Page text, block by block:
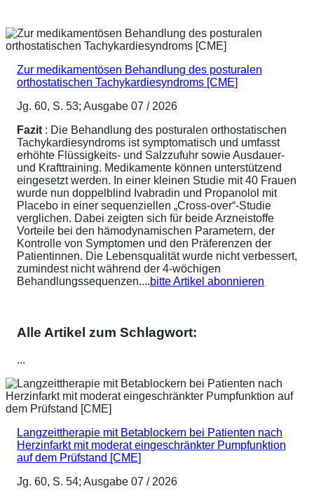
Zur medikamentösen Behandlung des posturalen
orthostatischen Tachykardiesyndroms [CME]
Jg. 60, S. 53; Ausgabe 07 / 2026
Fazit : Die Behandlung des posturalen orthostatischen
Tachykardiesyndroms ist symptomatisch und umfasst
erhöhte Flüssigkeits- und Salzzufuhr sowie Ausdauer-
und Krafttraining. Medikamente können unterstützend
eingesetzt werden. In einer kleinen Studie mit 40 Frauen
wurde nun doppelblind Ivabradin und Propanolol mit
Placebo in einer sequenziellen „Cross-over“-Studie
verglichen. Dabei zeigten sich für beide Arzneistoffe
Vorteile bei den hämodynamischen Parametern, der
Kontrolle von Symptomen und den Präferenzen der
Patientinnen. Die Lebensqualität wurde nicht verbessert,
zumindest nicht während der 4-wöchigen
Behandlungssequenzen....bitte Artikel abonnieren
Alle Artikel zum Schlagwort:
...
Langzeittherapie mit Betablockern bei Patienten nach
Herzinfarkt mit moderat eingeschränkter Pumpfunktion
auf dem Prüfstand [CME]
Jg. 60, S. 54; Ausgabe 07 / 2026